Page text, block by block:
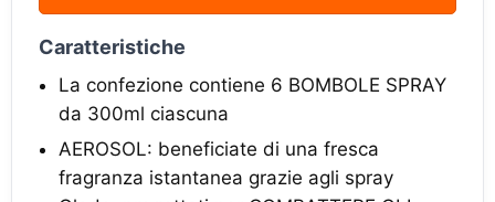
Caratteristiche
La confezione contiene 6 BOMBOLE SPRAY
da 300ml ciascuna
AEROSOL: beneficiate di una fresca
fragranza istantanea grazie agli spray